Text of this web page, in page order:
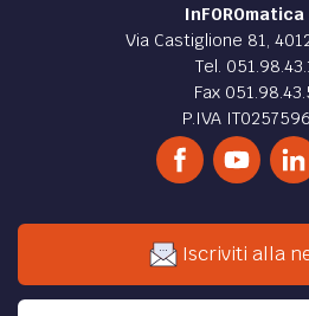
InFOROmatica
Via Castiglione 81,
Tel.
Fax
P.IVA
Iscriviti alla